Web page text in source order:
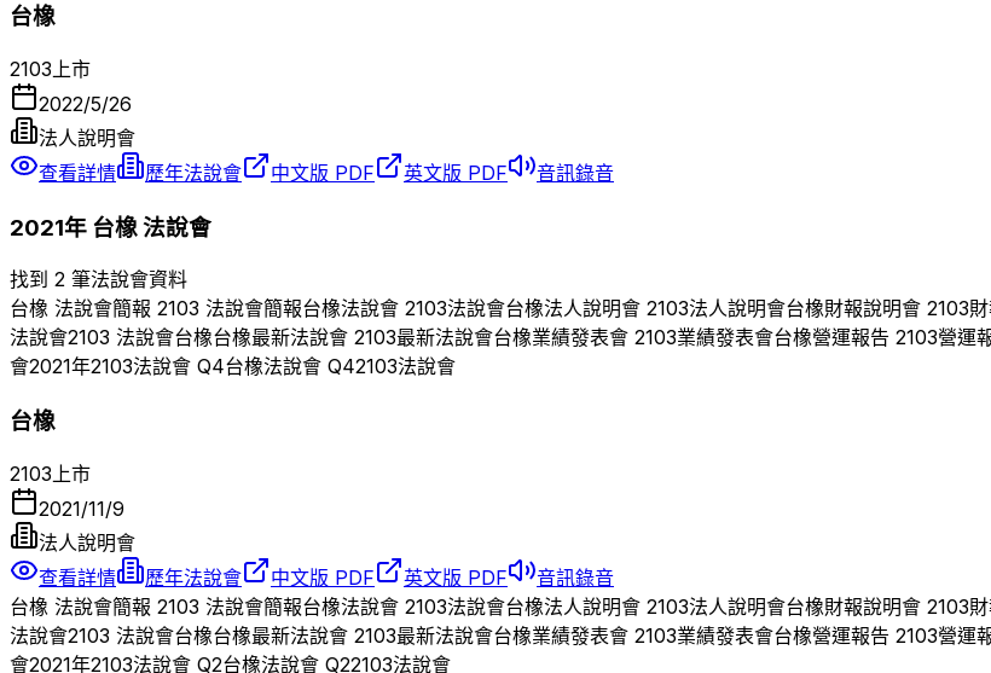
台橡
2103上市
2022/5/26
法人說明會
查看詳情
歷年法說會 中文版 PDF 英文版 PDF 音訊錄音
2021年 台橡法說會
找到 2 筆法說會資料
台橡 法說會簡報 2103 法說會簡報台橡法說會 2103法說會台橡法人說明會 2103法人說明會台橡財報說明會 2103
法說會2103 法說會台橡台橡最新法說會 2103最新法說會台橡業績發表會 2103業績發表會台橡營運報告 2103營運
會2021年2103法說會 Q4台橡法說會 Q42103法說會
台橡
2103 上市
2021/11/9
法人說明會
查看詳情
歷年法說會 中文版 PDF 英文版 PDF
音訊錄音
台橡 法說會簡報 2103 法說會簡報台橡法說會 2103法說會台橡法人說明會 2103法人說明會台橡財報說明會 2103
法說會2103 法說會台橡台橡最新法說會 2103最新法說會台橡業績發表會 2103業績發表會台橡營運報告 2103營運
會2021年2103法說會 Q2台橡法說會 Q22103法說會